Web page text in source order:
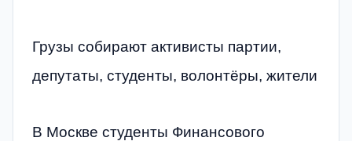
Грузы собирают активисты партии,
депутаты, студенты, волонтёры, жители
В Москве студенты Финансового